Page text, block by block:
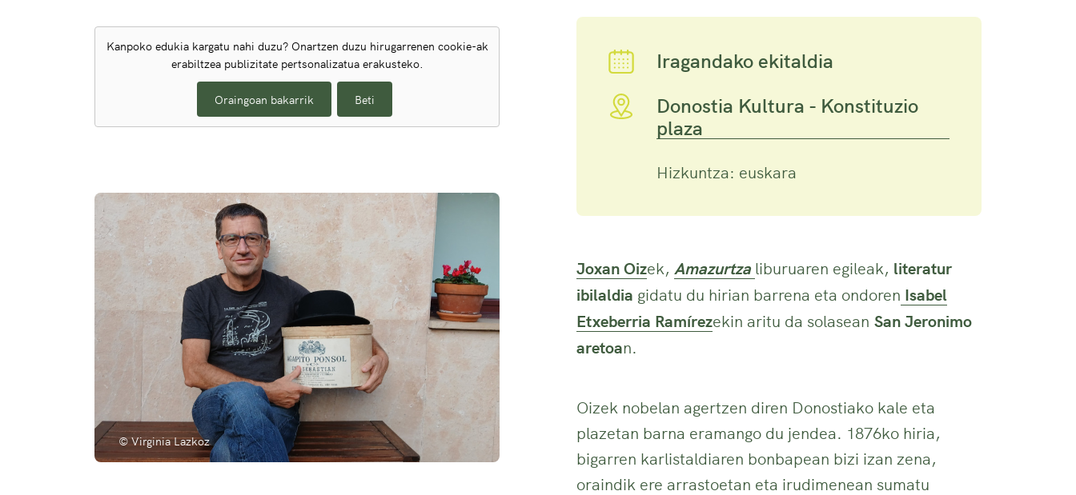
Kanpoko edukia kargatu nahi duzu? Onartzen duzu hirugarrenen cookie-ak
erabiltzea publizitate pertsonalizatua erakusteko.
Oraingoan bakarrik Beti
© Virginia Lazkoz
Iragandako ekitaldia
Donostia Kultura - Konstituzio
plaza
Hizkuntza: euskara
Joxan Oizek, Amazurtza liburuaren egileak, literatur
ibilaldia gidatu du hirian barrena eta ondoren Isabel
Etxeberria Ramírezekin aritu da solasean San Jeronimo
aretoan.
Oizek nobelan agertzen diren Donostiako kale eta
plazetan barna eramango du jendea. 1876ko hiria,
bigarren karlistaldiaren bonbapean bizi izan zena,
oraindik ere arrastoetan eta irudimenean sumatu